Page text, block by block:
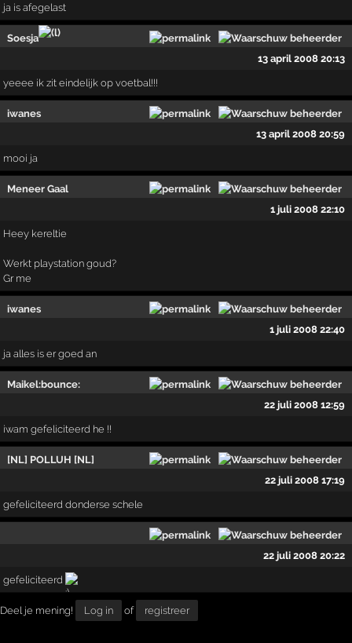
ja is afegelast
Soesja
13 april 2008 20:13
yeeee ik zit eindelijk op voetbal!!!
iwanes
13 april 2008 20:59
mooi ja
Meneer Gaal
1 juli 2008 22:10
Heey kereltie
Werkt playstation goud?
Gr me
iwanes
1 juli 2008 22:40
ja alles is er goed an
Maikel:bounce:
22 juli 2008 12:59
iwam gefeliciteerd he !!
[NL] POLLUH [NL]
22 juli 2008 17:19
gefeliciteerd donderse schele
22 juli 2008 20:22
gefeliciteerd
Deel je mening! Log in of registreer